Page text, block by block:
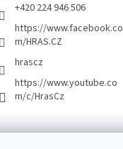
+420 224 946 506
https://www.facebook.co
m/HRAS.CZ
hrascz
https://www.youtube.co
m/c/HrasCz